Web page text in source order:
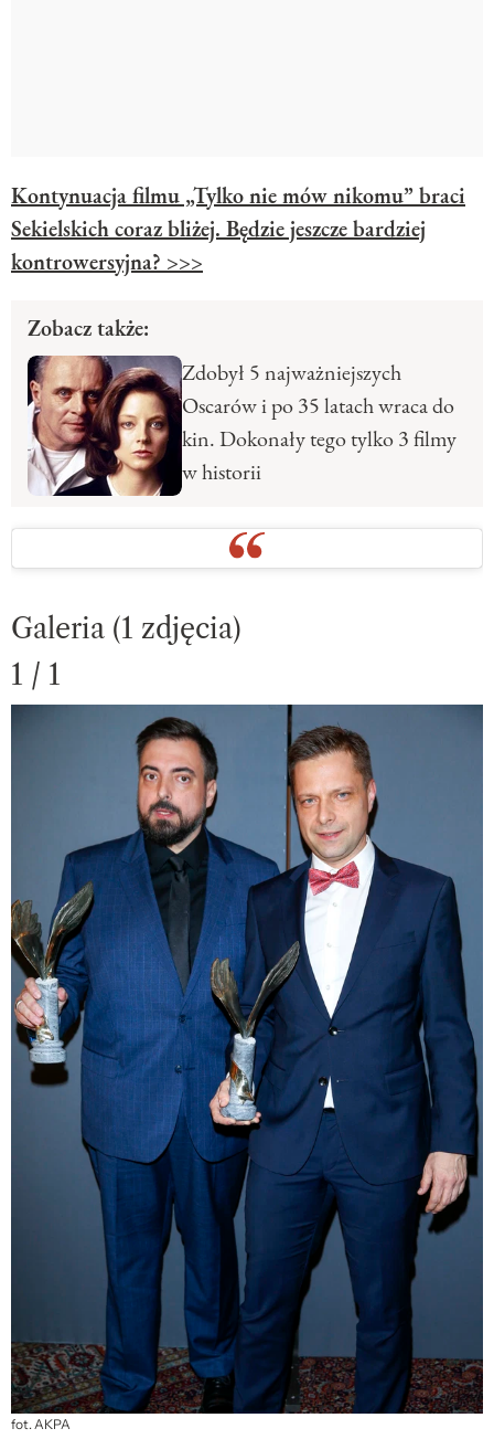
Kontynuacja filmu „Tylko nie mów nikomu” braci
Sekielskich coraz bliżej. Będzie jeszcze bardziej
kontrowersyjna? >>>
Zobacz także:
Zdobył 5 najważniejszych
Oscarów i po 35 latach wraca do
kin. Dokonały tego tylko 3 filmy
w historii
Galeria (1 zdjęcia)
1 / 1
fot. AKPA